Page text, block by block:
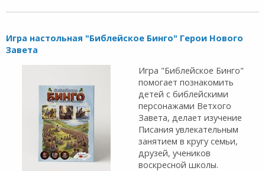
Игра настольная "Библейское Бинго" Герои Нового
Завета
Игра "Библейское Бинго"
помогает познакомить
детей с библейскими
персонажами Ветхого
Завета, делает изучение
Писания увлекательным
занятием в кругу семьи,
друзей, учеников
воскресной школы.